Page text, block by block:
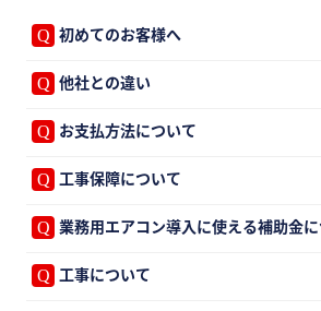
初めてのお客様へ
他社との違い
お支払方法について
工事保障について
業務用エアコン導入に使える補助金
工事について